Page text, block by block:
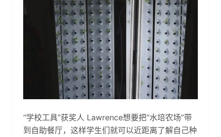
“学校工具”获奖人 Lawrence想要把“水培农场”带
到自助餐厅，这样学生们就可以近距离了解自己种